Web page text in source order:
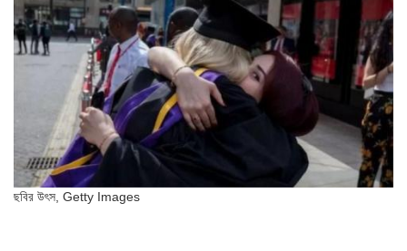
ছবির উৎস, Getty Images